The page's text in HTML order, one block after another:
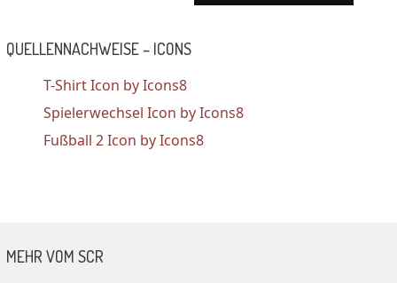
QUELLENNACHWEISE – ICONS
T-Shirt Icon by Icons8
Spielerwechsel Icon by Icons8
Fußball 2 Icon by Icons8
MEHR VOM SCR